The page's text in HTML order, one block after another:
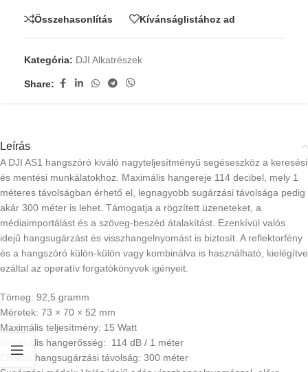
Összehasonlítás Kívánságlistához ad
Kategória: DJI Alkatrészek
Share:
Leírás
A DJI AS1 hangszóró kiváló nagyteljesítményű segéseszköz a keresési
és mentési munkálatokhoz. Maximális hangereje 114 decibel, mely 1
méteres távolságban érhető el, legnagyobb sugárzási távolsága pedig
akár 300 méter is lehet. Támogatja a rögzített üzeneteket, a
médiaimportálást és a szöveg-beszéd átalakítást. Ezenkívül valós
idejű hangsugárzást és visszhangelnyomást is biztosít. A reflektorfény
és a hangszóró külön-külön vagy kombinálva is használható, kielégítve
ezáltal az operatív forgatókönyvek igényeit.
Tömeg: 92,5 gramm
Méretek: 73 × 70 × 52 mm
Maximális teljesítmény: 15 Watt
Maximális hangerősség: 114 dB / 1 méter
Effektív hangsugárzási távolság: 300 méter